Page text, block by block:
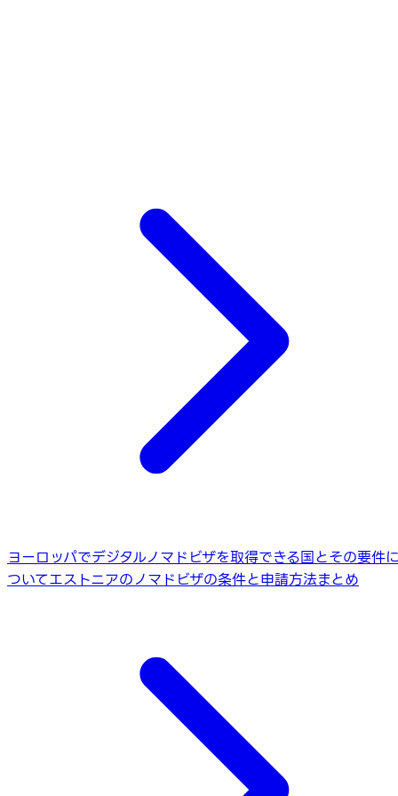
ヨーロッパでデジタルノマドビザを取得できる国とその要件
ついてエストニアのノマドビザの条件と申請方法まとめ